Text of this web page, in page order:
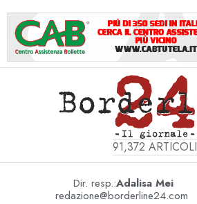
91,372 ARTICOLI
Dir. resp.:Adalisa Mei
redazione@borderline24.com